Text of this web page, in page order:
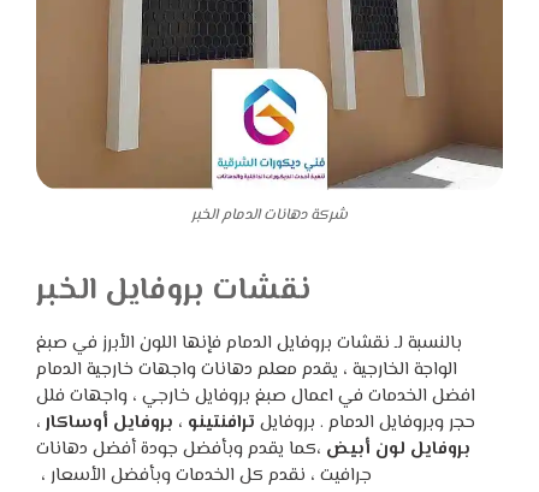
شركة دهانات الدمام الخبر
نقشات بروفايل الخبر
بالنسبة لـ نقشات بروفايل الدمام فإنها اللون الأبرز في صبغ
الواجة الخارجية ، يقدم معلم دهانات واجهات خارجية الدمام
افضل الخدمات في اعمال صبغ بروفايل خارجي ، واجهات فلل
حجر وبروفايل الدمام . بروفايل ترافنتينو ، بروفايل أوساكار ،
بروفايل لون أبيض ،كما يقدم وبأفضل جودة أفضل دهانات
جرافيت ، نقدم كل الخدمات وبأفضل الأسعار ،